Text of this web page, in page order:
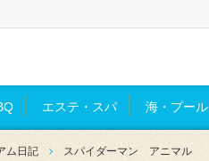
エステ・スパ 海・プール
ム日記 スパイダーマン アニマル